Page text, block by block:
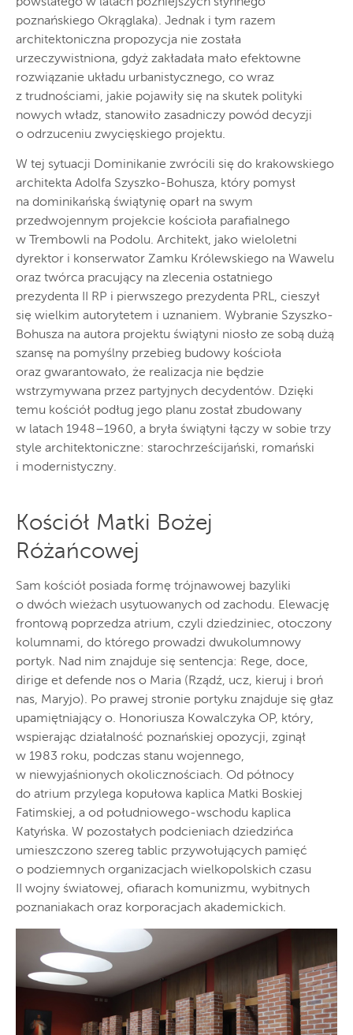
poznańskiego Okrąglaka). Jednak i tym razem
architektoniczna propozycja nie została
urzeczywistniona, gdyż zakładała mało efektowne
rozwiązanie układu urbanistycznego, co wraz
z trudnościami, jakie pojawiły się na skutek polityki
nowych władz, stanowiło zasadniczy powód decyzji
o odrzuceniu zwycięskiego projektu.
W tej sytuacji Dominikanie zwrócili się do krakowskiego
architekta Adolfa Szyszko-Bohusza, który pomysł
na dominikańską świątynię oparł na swym
przedwojennym projekcie kościoła parafialnego
w Trembowli na Podolu. Architekt, jako wieloletni
dyrektor i konserwator Zamku Królewskiego na Wawelu
oraz twórca pracujący na zlecenia ostatniego
prezydenta II RP i pierwszego prezydenta PRL, cieszył
się wielkim autorytetem i uznaniem. Wybranie Szyszko-
Bohusza na autora projektu świątyni niosło ze sobą dużą
szansę na pomyślny przebieg budowy kościoła
oraz gwarantowało, że realizacja nie będzie
wstrzymywana przez partyjnych decydentów. Dzięki
temu kościół podług jego planu został zbudowany
w latach 1948–1960, a bryła świątyni łączy w sobie trzy
style architektoniczne: starochrześcijański, romański
i modernistyczny.
Kościół Matki Bożej
Różańcowej
Sam kościół posiada formę trójnawowej bazyliki
o dwóch wieżach usytuowanych od zachodu. Elewację
frontową poprzedza atrium, czyli dziedziniec, otoczony
kolumnami, do którego prowadzi dwukolumnowy
portyk. Nad nim znajduje się sentencja: Rege, doce,
dirige et defende nos o Maria (Rządź, ucz, kieruj i broń
nas, Maryjo). Po prawej stronie portyku znajduje się głaz
upamiętniający o. Honoriusza Kowalczyka OP, który,
wspierając działalność poznańskiej opozycji, zginął
w 1983 roku, podczas stanu wojennego,
w niewyjaśnionych okolicznościach. Od północy
do atrium przylega kopułowa kaplica Matki Boskiej
Fatimskiej, a od południowego-wschodu kaplica
Katyńska. W pozostałych podcieniach dziedzińca
umieszczono szereg tablic przywołujących pamięć
o podziemnych organizacjach wielkopolskich czasu
II wojny światowej, ofiarach komunizmu, wybitnych
poznaniakach oraz korporacjach akademickich.